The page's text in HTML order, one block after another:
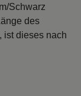
Schwarz
des
ist dieses nach